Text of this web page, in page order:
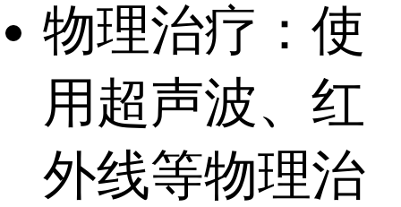
物理治疗：使
用超声波、红
外线等物理治